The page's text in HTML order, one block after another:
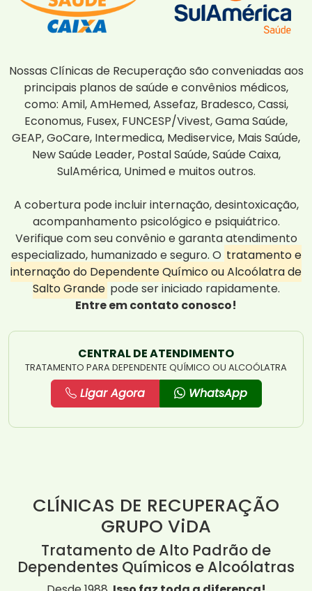
Nossas Clínicas de Recuperação são conveniadas aos
principais planos de saúde e convênios médicos,
como: Amil, AmHemed, Assefaz, Bradesco, Cassi,
Economus, Fusex, FUNCESP/Vivest, Gama Saúde,
GEAP, GoCare, Intermedica, Mediservice, Mais Saúde,
New Saúde Leader, Postal Saúde, Saúde Caixa,
SulAmérica, Unimed e muitos outros.
A cobertura pode incluir internação, desintoxicação,
acompanhamento psicológico e psiquiátrico.
Verifique com seu convênio e garanta atendimento
especializado, humanizado e seguro. O tratamento e
internação do Dependente Químico ou Alcoólatra de
Salto Grande pode ser iniciado rapidamente.
Entre em contato conosco!
CENTRAL DE ATENDIMENTO
TRATAMENTO PARA DEPENDENTE QUÍMICO OU ALCOÓLATRA
Ligar Agora WhatsApp
CLÍNICAS DE RECUPERAÇÃO
GRUPO ViDA
Tratamento de Alto Padrão de
Dependentes Químicos e Alcoólatras